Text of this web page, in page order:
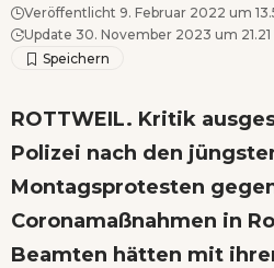
Veröffentlicht 9. Februar 2022 um
Update 30. November 2023 um 21.21
ROTTWEIL. Kritik
Polizei nach den
Montagsprotesten
Coronamaßnahmen in
Beamten hätten mit